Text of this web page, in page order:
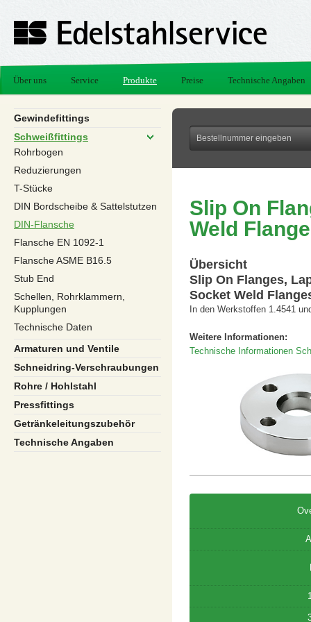
Über uns Service Produkte Preise Technische Angaben
Gewindefittings
Schweißfittings
Rohrbogen
Reduzierungen
T-Stücke
DIN Bordscheibe & Sattelstutzen
DIN-Flansche
Flansche EN 1092-1
Flansche ASME B16.5
Stub End
Schellen, Rohrklammern,
Kupplungen
Technische Daten
Armaturen und Ventile
Schneidring-Verschraubungen
Rohre / Hohlstahl
Pressfittings
Getränkeleitungszubehör
Technische Angaben
Slip On
Weld
Übersicht
Slip On Flanges,
Socket Weld
In den Werkstoffen 1.4541
Weitere Informationen:
Technische Informationen